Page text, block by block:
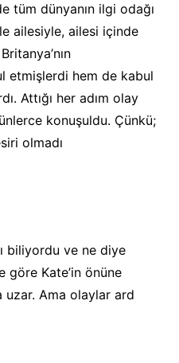
tüm dünyanın ilgi odağı
ailesiyle, ailesi içinde
etmişlerdi hem de kabul
Attığı her adım olay
konuşuldu. Çünkü;
olmadı
biliyordu ve ne diye
göre Kate’in önüne
Ama olaylar ard